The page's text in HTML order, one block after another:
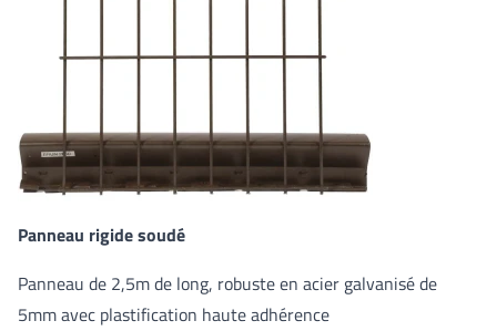
Panneau rigide soudé
Panneau de 2,5m de long, robuste en acier galvanisé de
5mm avec plastification haute adhérence